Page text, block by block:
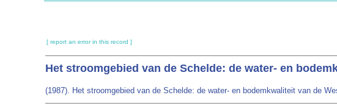
[ report an error in this record ]
Het stroomgebied van de Schelde: de water- en
(1987). Het stroomgebied van de Schelde: de water- en bodemkwaliteit van de